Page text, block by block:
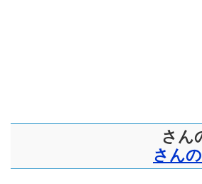
さん
さん